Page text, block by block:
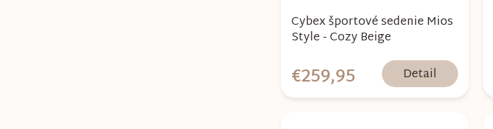
Cybex športové sedenie Mios
Style - Cozy Beige
€259,95 Detail